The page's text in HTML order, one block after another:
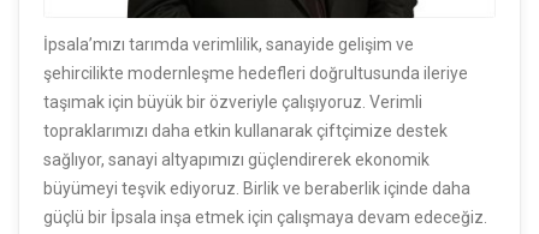
İpsala’mızı tarımda verimlilik, sanayide gelişim ve
şehircilikte modernleşme hedefleri doğrultusunda ileriye
taşımak için büyük bir özveriyle çalışıyoruz. Verimli
topraklarımızı daha etkin kullanarak çiftçimize destek
sağlıyor, sanayi altyapımızı güçlendirerek ekonomik
büyümeyi teşvik ediyoruz. Birlik ve beraberlik içinde daha
güçlü bir İpsala inşa etmek için çalışmaya devam edeceğiz.